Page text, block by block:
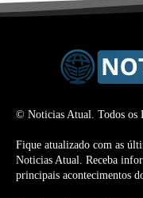
© Noticias Atual. Todos os
Fique atualizado com as
Noticias Atual. Receba
principais acontecimentos